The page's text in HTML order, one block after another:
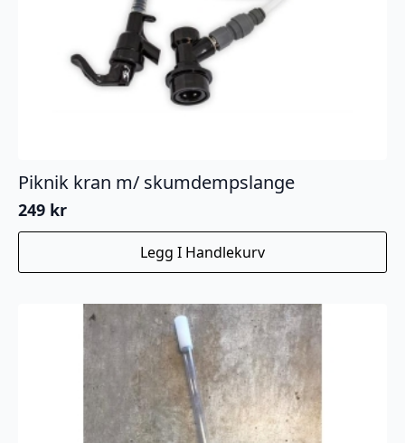
Piknik kran m/ skumdempslange
249 kr
Legg I Handlekurv